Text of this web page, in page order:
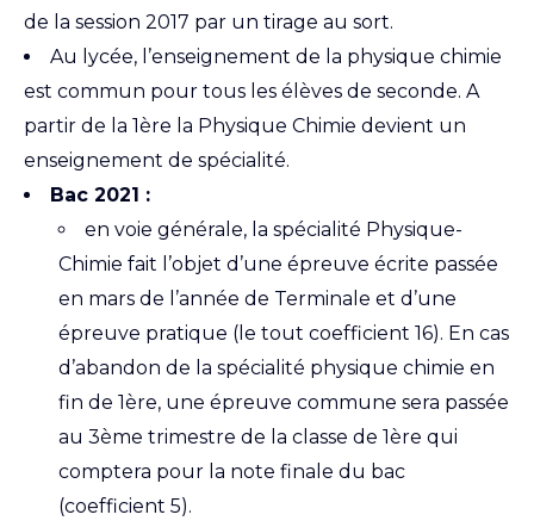
de la session 2017 par un tirage au sort.
Au lycée, l’enseignement de la physique chimie
est commun pour tous les élèves de seconde. A
partir de la 1ère la Physique Chimie devient un
enseignement de spécialité.
Bac 2021 :
en voie générale, la spécialité Physique-
Chimie fait l’objet d’une épreuve écrite passée
en mars de l’année de Terminale et d’une
épreuve pratique (le tout coefficient 16). En cas
d’abandon de la spécialité physique chimie en
fin de 1ère, une épreuve commune sera passée
au 3ème trimestre de la classe de 1ère qui
comptera pour la note finale du bac
(coefficient 5).